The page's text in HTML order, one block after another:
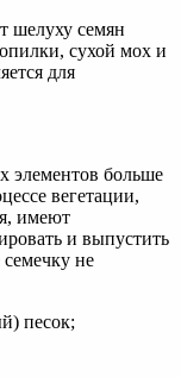
шелуху семян
сухой мох и
для
элементов больше
вегетации,
имеют
и выпустить
не
песок;